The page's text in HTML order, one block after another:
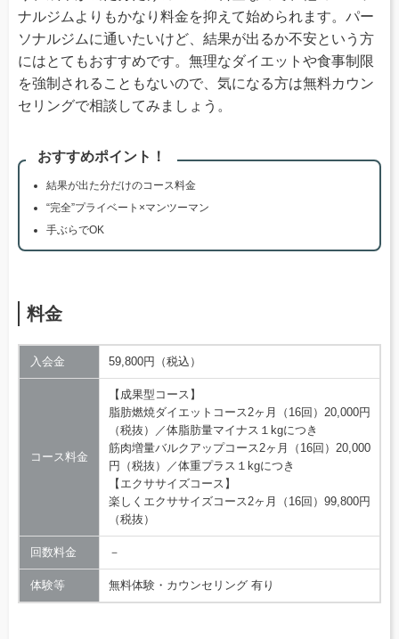
ナルジムよりもかなり料金を抑えて始められます。パー
ソナルジムに通いたいけど、結果が出るか不安という方
にはとてもおすすめです。無理なダイエットや食事制限
を強制されることもないので、気になる方は無料カウン
セリングで相談してみましょう。
おすすめポイント！
結果が出た分だけのコース料金
“完全”プライベート×マンツーマン
手ぶらでOK
料金
入会金 59,800円（税込）
コース料金
【成果型コース】
脂肪燃焼ダイエットコース2ヶ月（16回）20,000円
（税抜）／体脂肪量マイナス１kgにつき
筋肉増量バルクアップコース2ヶ月（16回）20,000
円（税抜）／体重プラス１kgにつき
【エクササイズコース】
楽しくエクササイズコース2ヶ月（16回）99,800円
（税抜）
回数料金 －
体験等 無料体験・カウンセリング 有り